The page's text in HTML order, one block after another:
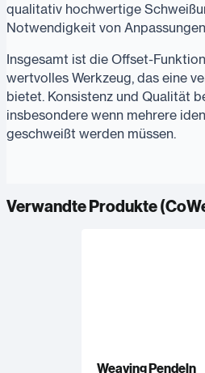
qualitativ hochwertige
Notwendigkeit von
Insgesamt ist die Offset-
wertvolles Werkzeug, das eine
bietet. Konsistenz und Qualität
insbesondere wenn mehrere
geschweißt werden müssen.
Verwandte Produkte (
Weaving Pendeln